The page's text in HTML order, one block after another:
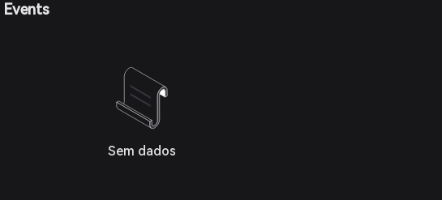
Events
Sem dados